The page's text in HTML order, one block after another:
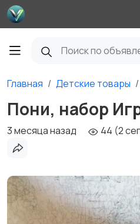
Главная Детские товары
Пони, набор
3 месяца назад 44 (2